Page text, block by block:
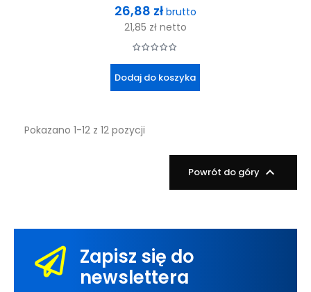
Cena
26,88 zł brutto
21,85 zł netto
Dodaj do koszyka
Pokazano 1-12 z 12 pozycji
Powrót do góry 
Zapisz się do
newslettera